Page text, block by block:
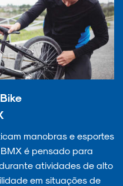
manobras e esportes
é pensado para
atividades de alto
em situações de